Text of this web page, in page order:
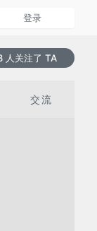
登录
人关注了 TA
交流